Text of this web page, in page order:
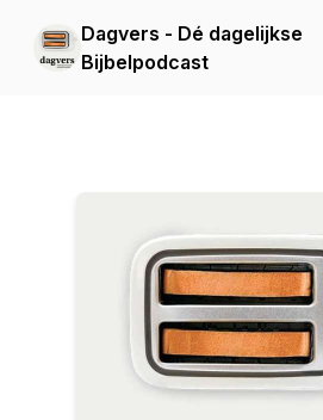
Dagvers - Dé dagelijkse
Bijbelpodcast